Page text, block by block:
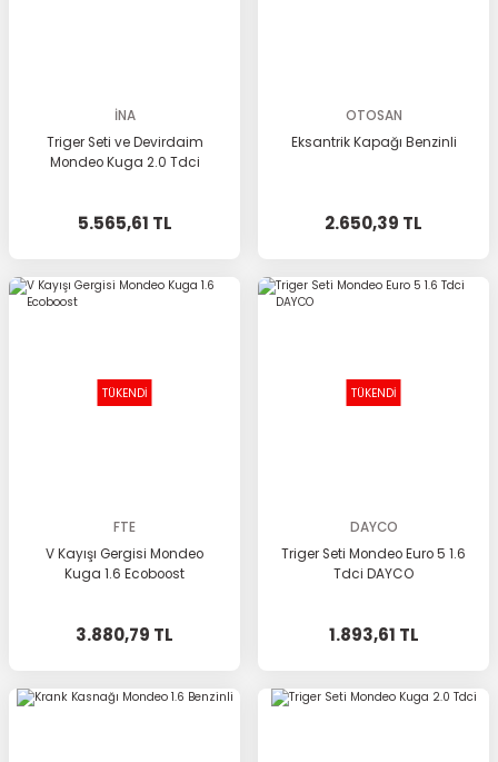
İNA
Triger Seti ve Devirdaim
Mondeo Kuga 2.0 Tdci
5.565,61 TL
OTOSAN
Eksantrik Kapağı Benzinli
2.650,39 TL
TÜKENDİ
FTE
V Kayışı Gergisi Mondeo
Kuga 1.6 Ecoboost
3.880,79 TL
TÜKENDİ
DAYCO
Triger Seti Mondeo Euro 5 1.6
Tdci DAYCO
1.893,61 TL